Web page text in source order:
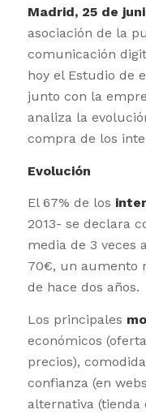
Madrid, 25 de
asociación de la
comunicación
hoy el Estudio de
junto con la
analiza la
compra de los
Evolución
El 67% de los
2013- se declara
media de 3 veces
70€, un aumento
de hace dos años.
Los principales
económicos
precios),
confianza (en
alternativa (tienda